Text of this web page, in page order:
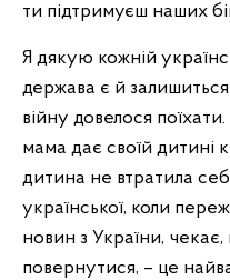
ти підтримуєш наших
Я дякую кожній
держава є й
війну довелося поїхати.
мама дає своїй дитині
дитина не втратила
української, коли
новин з України,
повернутися, – це